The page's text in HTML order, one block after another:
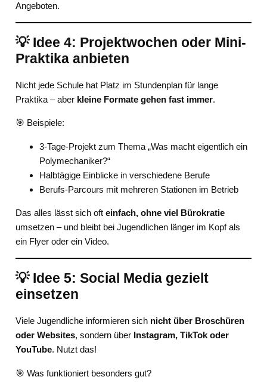
Angeboten.
💡 Idee 4: Projektwochen oder Mini-
Praktika anbieten
Nicht jede Schule hat Platz im Stundenplan für lange
Praktika – aber kleine Formate gehen fast immer.
🎯 Beispiele:
3-Tage-Projekt zum Thema „Was macht eigentlich ein
Polymechaniker?“
Halbtägige Einblicke in verschiedene Berufe
Berufs-Parcours mit mehreren Stationen im Betrieb
Das alles lässt sich oft einfach, ohne viel Bürokratie
umsetzen – und bleibt bei Jugendlichen länger im Kopf als
ein Flyer oder ein Video.
💡 Idee 5: Social Media gezielt
einsetzen
Viele Jugendliche informieren sich nicht über Broschüren
oder Websites, sondern über Instagram, TikTok oder
YouTube. Nutzt das!
🎯 Was funktioniert besonders gut?